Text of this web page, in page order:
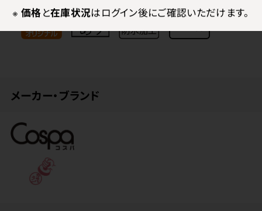
※ 価格と在庫状況はログイン後にご確認いただけます。
メーカー・ブランド